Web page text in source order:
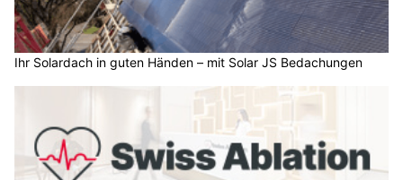
Ihr Solardach in guten Händen – mit Solar JS Bedachungen